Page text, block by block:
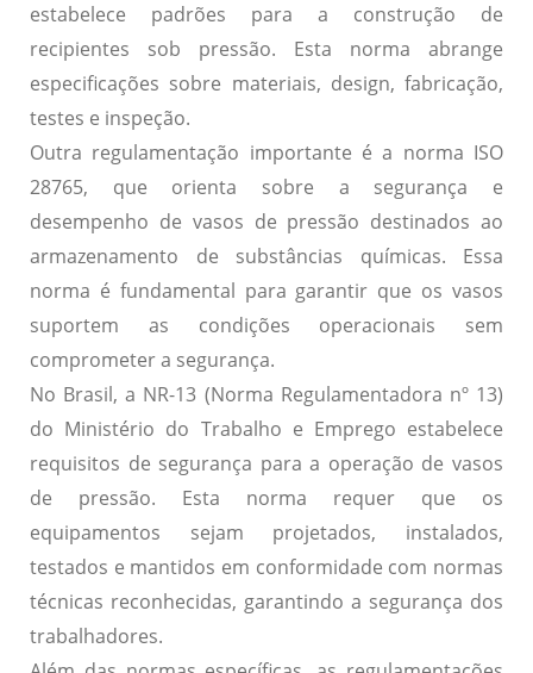
estabelece padrões para a construção de
recipientes sob pressão. Esta norma abrange
especificações sobre materiais, design, fabricação,
testes e inspeção.
Outra regulamentação importante é a norma ISO
28765, que orienta sobre a segurança e
desempenho de vasos de pressão destinados ao
armazenamento de substâncias químicas. Essa
norma é fundamental para garantir que os vasos
suportem as condições operacionais sem
comprometer a segurança.
No Brasil, a NR-13 (Norma Regulamentadora nº 13)
do Ministério do Trabalho e Emprego estabelece
requisitos de segurança para a operação de vasos
de pressão. Esta norma requer que os
equipamentos sejam projetados, instalados,
testados e mantidos em conformidade com normas
técnicas reconhecidas, garantindo a segurança dos
trabalhadores.